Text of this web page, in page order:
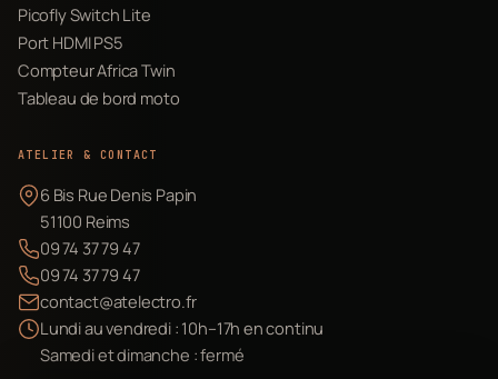
Picofly Switch Lite
Port HDMI PS5
Compteur Africa Twin
Tableau de bord moto
ATELIER & CONTACT
6 Bis Rue Denis Papin
51100 Reims
09 74 37 79 47
09 74 37 79 47
contact@atelectro.fr
Lundi au vendredi : 10h–17h en continu
Samedi et dimanche : fermé